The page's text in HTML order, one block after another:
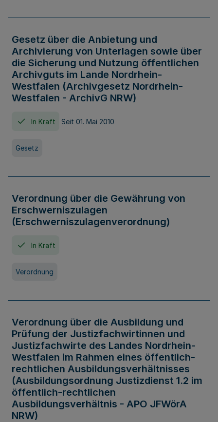
Gesetz über die Anbietung und
Archivierung von Unterlagen sowie über
die Sicherung und Nutzung öffentlichen
Archivguts im Lande Nordrhein-
Westfalen (Archivgesetz Nordrhein-
Westfalen - ArchivG NRW)
In Kraft Seit 01. Mai 2010
Gesetz
Verordnung über die Gewährung von
Erschwerniszulagen
(Erschwerniszulagenverordnung)
In Kraft
Verordnung
Verordnung über die Ausbildung und
Prüfung der Justizfachwirtinnen und
Justizfachwirte des Landes Nordrhein-
Westfalen im Rahmen eines öffentlich-
rechtlichen Ausbildungsverhältnisses
(Ausbildungsordnung Justizdienst 1.2 im
öffentlich-rechtlichen
Ausbildungsverhältnis - APO JFWörA
NRW)